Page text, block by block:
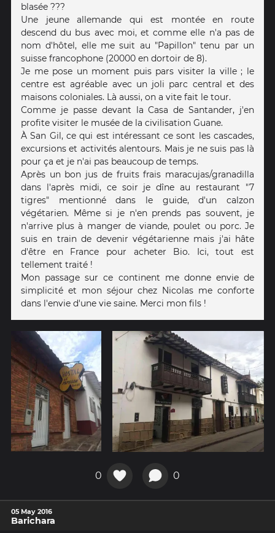
blasée ???
Une jeune allemande qui est montée en route
descend du bus avec moi, et comme elle n'a pas de
nom d'hôtel, elle me suit au "Papillon" tenu par un
suisse francophone (20000 en dortoir de 8).
Je me pose un moment puis pars visiter la ville ; le
centre est agréable avec un joli parc central et des
maisons coloniales. Là aussi, on a vite fait le tour.
Comme je passe devant la Casa de Santander, j'en
profite visiter le musée de la civilisation Guane.
À San Gil, ce qui est intéressant ce sont les cascades,
excursions et activités alentours. Mais je ne suis pas là
pour ça et je n'ai pas beaucoup de temps.
Après un bon jus de fruits frais maracujas/granadilla
dans l'après midi, ce soir je dîne au restaurant "7
tigres" mentionné dans le guide, d'un calzon
végétarien. Même si je n'en prends pas souvent, je
n'arrive plus à manger de viande, poulet ou porc. Je
suis en train de devenir végétarienne mais j'ai hâte
d'être en France pour acheter Bio. Ici, tout est
tellement traité !
Mon passage sur ce continent me donne envie de
simplicité et mon séjour chez Nicolas me conforte
dans l'envie d'une vie saine. Merci mon fils !
0 0
05 May 2016
Barichara